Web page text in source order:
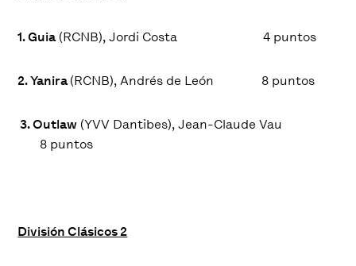
1. Guia(RCNB), Jordi Costa 4 puntos
2. Yanira(RCNB), Andrés de León 8 puntos
3. Outlaw (YVV Dantibes), Jean-Claude Vau
8 puntos
División Clásicos 2